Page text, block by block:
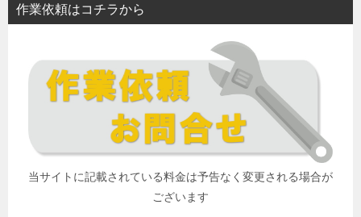
作業依頼はコチラから
当サイトに記載されている料金は予告なく変更される場合が
ございます